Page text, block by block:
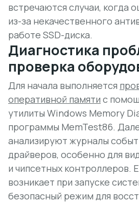
встречаются случаи, когда
из-за некачественного
работе SSD-диска.
Диагностика
проверка
Для начала выполняется
оперативной памяти с
утилиты Windows Memory
программы MemTest86.
анализируют журналы
драйверов, особенно для
и чипсетных контроллеров.
возникает при запуске
безопасный режим для